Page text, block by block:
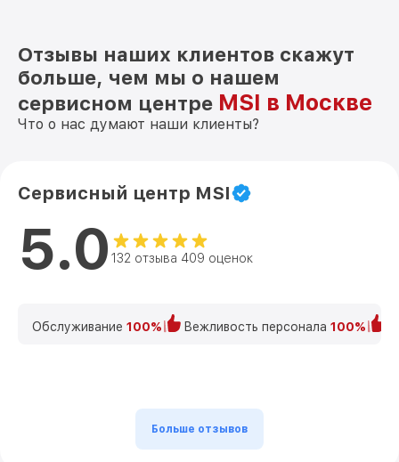
Отзывы наших клиентов скажут
больше, чем мы о нашем
сервисном центре MSI в Москве
Что о нас думают наши клиенты?
Сервисный центр MSI
5.0 132 отзыва 409 оценок
Обслуживание 100% Вежливость персонала 100%
Больше отзывов